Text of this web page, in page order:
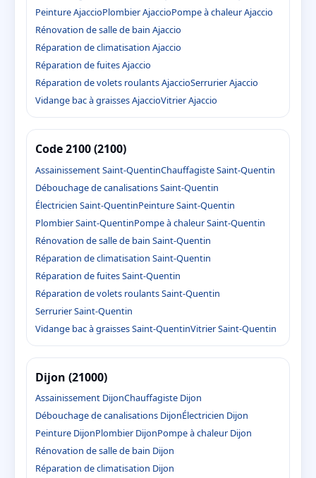
Peinture AjaccioPlombier AjaccioPompe à chaleur Ajaccio
Rénovation de salle de bain Ajaccio
Réparation de climatisation Ajaccio
Réparation de fuites Ajaccio
Réparation de volets roulants AjaccioSerrurier Ajaccio
Vidange bac à graisses AjaccioVitrier Ajaccio
Code 2100 (2100)
Assainissement Saint-QuentinChauffagiste Saint-Quentin
Débouchage de canalisations Saint-Quentin
Électricien Saint-QuentinPeinture Saint-Quentin
Plombier Saint-QuentinPompe à chaleur Saint-Quentin
Rénovation de salle de bain Saint-Quentin
Réparation de climatisation Saint-Quentin
Réparation de fuites Saint-Quentin
Réparation de volets roulants Saint-Quentin
Serrurier Saint-Quentin
Vidange bac à graisses Saint-QuentinVitrier Saint-Quentin
Dijon (21000)
Assainissement DijonChauffagiste Dijon
Débouchage de canalisations DijonÉlectricien Dijon
Peinture DijonPlombier DijonPompe à chaleur Dijon
Rénovation de salle de bain Dijon
Réparation de climatisation Dijon